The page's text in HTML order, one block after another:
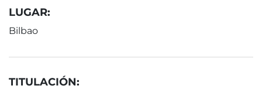
LUGAR:
Bilbao
TITULACIÓN: